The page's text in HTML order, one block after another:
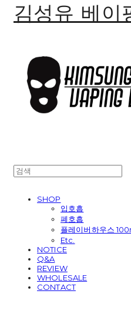
김성유 베이
SHOP
입호흡
폐호흡
플레이버하우스
Etc.
NOTICE
Q&A
REVIEW
WHOLESALE
CONTACT